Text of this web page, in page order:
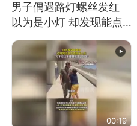
男子偶遇路灯螺丝发红
以为是小灯 却发现能点
燃香烟 当事人：已报警
处理
00:19